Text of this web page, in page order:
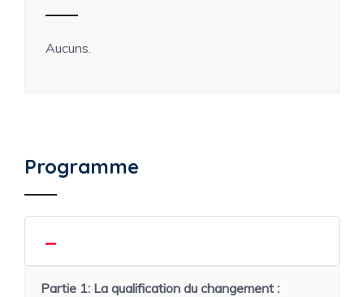
Aucuns.
Programme
Partie 1: La qualification du changement :